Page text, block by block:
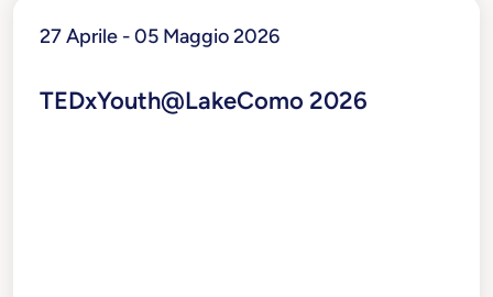
27 Aprile - 05 Maggio 2026
TEDxYouth@LakeComo 2026